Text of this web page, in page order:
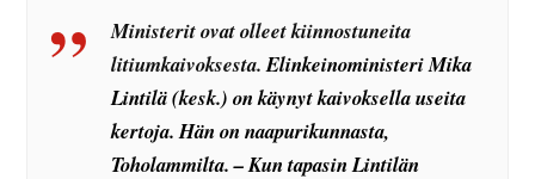
Ministerit ovat olleet kiinnostuneita
litiumkaivoksesta.Elinkeinoministeri Mika
Lintilä (kesk.) on käynyt kaivoksella useita
kertoja. Hän on naapurikunnasta,
Toholammilta. – Kun tapasin Lintilän